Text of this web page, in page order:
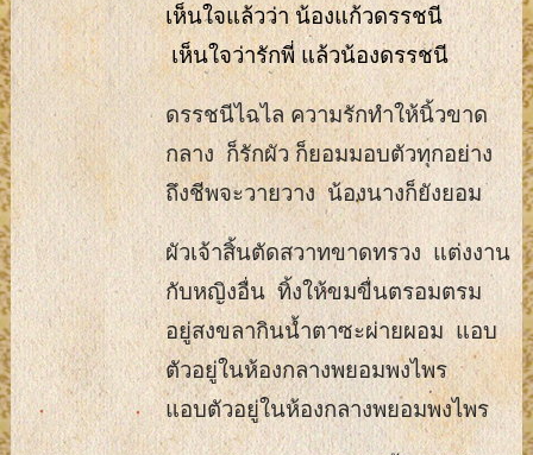
เห็นใจแล้วว่า น้องแก้วดรรชนี
เห็นใจว่ารักพี่ แล้วน้องดรรชนี
ดรรชนีไฉไล ความรักทำให้นิ้วขาด
กลาง ก็รักผัว ก็ยอมมอบตัวทุกอย่าง
ถึงชีพจะวายวาง น้องนางก็ยังยอม
ผัวเจ้าสิ้นตัดสวาทขาดทรวง แต่งงาน
กับหญิงอื่น ทิ้งให้ขมขื่นตรอมตรม
อยู่สงขลากินน้ำตาซะผ่ายผอม แอบ
ตัวอยู่ในห้องกลางพยอมพงไพร
แอบตัวอยู่ในห้องกลางพยอมพงไพร